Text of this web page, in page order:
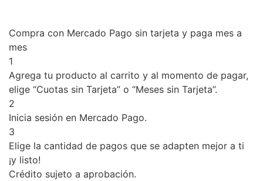
Compra con Mercado Pago sin tarjeta y paga mes a
mes
1
Agrega tu producto al carrito y al momento de pagar,
elige “Cuotas sin Tarjeta” o “Meses sin Tarjeta”.
2
Inicia sesión en Mercado Pago.
3
Elige la cantidad de pagos que se adapten mejor a ti
¡y listo!
Crédito sujeto a aprobación.